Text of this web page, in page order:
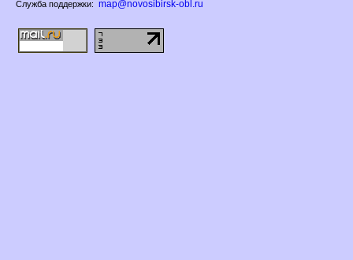
Служба поддержки: map@novosibirsk-obl.ru